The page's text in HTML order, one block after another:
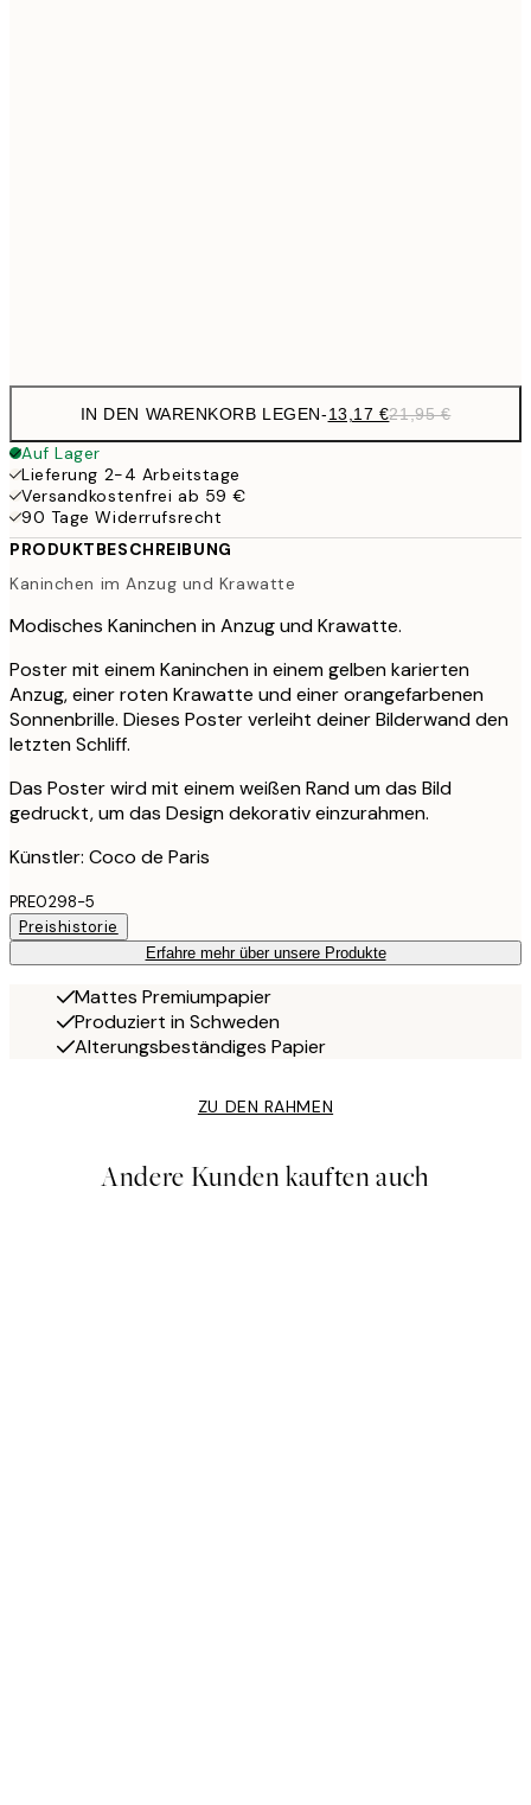
IN DEN WARENKORB LEGEN-13,17 €21,95 €
Auf Lager
Lieferung 2-4 Arbeitstage
Versandkostenfrei ab 59 €
90 Tage Widerrufsrecht
PRODUKTBESCHREIBUNG
Kaninchen im Anzug und Krawatte
Modisches Kaninchen in Anzug und Krawatte.
Poster mit einem Kaninchen in einem gelben karierten
Anzug, einer roten Krawatte und einer orangefarbenen
Sonnenbrille. Dieses Poster verleiht deiner Bilderwand den
letzten Schliff.
Das Poster wird mit einem weißen Rand um das Bild
gedruckt, um das Design dekorativ einzurahmen.
Künstler: Coco de Paris
PRE0298-5
Preishistorie
Erfahre mehr über unsere Produkte
Mattes Premiumpapier
Produziert in Schweden
Alterungsbeständiges Papier
ZU DEN RAHMEN
Andere Kunden kauften auch